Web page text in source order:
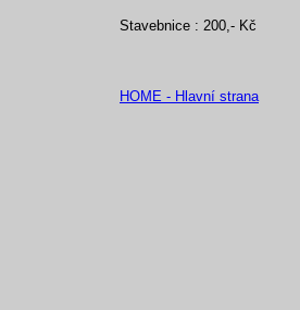
Stavebnice : 200,- Kč
HOME - Hlavní strana